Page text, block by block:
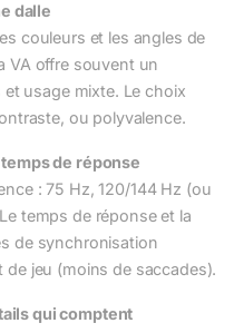
dalle
couleurs et les angles de
VA offre souvent un
usage mixte. Le choix
ou polyvalence.
de réponse
: 75 Hz, 120/144 Hz (ou
temps de réponse et la
de synchronisation
jeu (moins de saccades).
qui comptent